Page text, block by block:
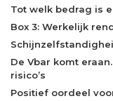
Tot welk bedrag is
Box 3: Werkelijk
De Vbar komt
risico’s
Positief oordeel